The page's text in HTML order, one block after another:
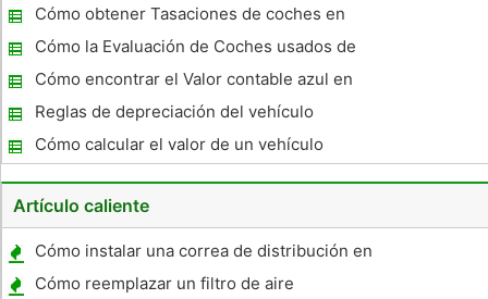
vale la pena?
Cómo obtener Tasaciones de coches en
línea
Cómo la Evaluación de Coches usados ​​de
Dodge
Cómo encontrar el Valor contable azul en
un coche
Reglas de depreciación del vehículo
Cómo calcular el valor de un vehículo
accidentado
Artículo caliente
Cómo instalar una correa de distribución en
un 2001 Subaru Legacy GT
Cómo reemplazar un filtro de aire